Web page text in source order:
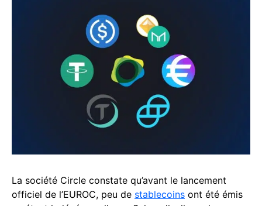
La société Circle constate qu’avant le lancement
officiel de l’EUROC, peu de stablecoins ont été émis